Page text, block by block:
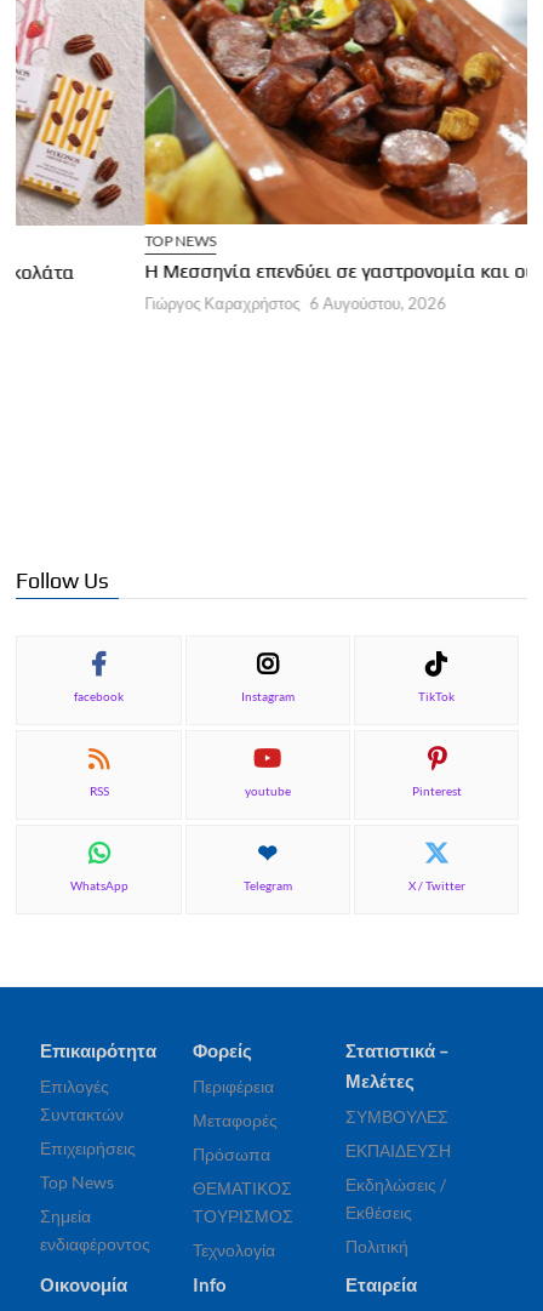
Η Μεσσηνία επενδύει σε γαστρονομία και οινοτουρισμό
Γιώργος Καραχρήστος 6 Αυγούστου, 2026
Follow Us
facebook Instagram TikTok
RSS youtube Pinterest
WhatsApp Telegram X / Twitter
Επικαιρότητα
Επιλογές
Συντακτών
Επιχειρήσεις
Top News
Σημεία
ενδιαφέροντος
Φορείς
Περιφέρεια
Μεταφορές
Πρόσωπα
ΘΕΜΑΤΙΚΟΣ
ΤΟΥΡΙΣΜΟΣ
Τεχνολογία
Στατιστικά –
Μελέτες
ΣΥΜΒΟΥΛΕΣ
ΕΚΠΑΙΔΕΥΣΗ
Εκδηλώσεις /
Εκθέσεις
Πολιτική
Οικονομία Info Εταιρεία